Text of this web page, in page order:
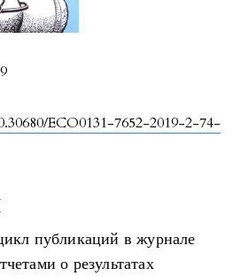
ECO0131-7652-2019-2-74-
публикаций в журнале
о результатах